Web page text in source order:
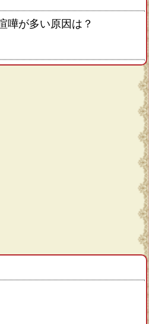
嘩が多い原因は？